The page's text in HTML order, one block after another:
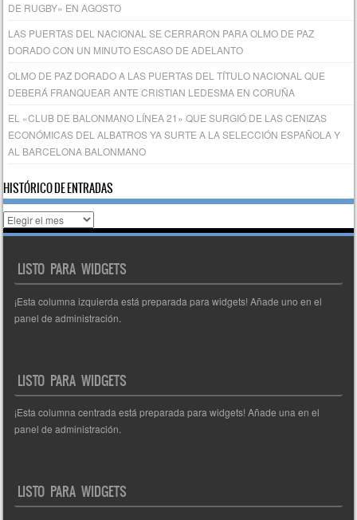
DE RUGBY» EN AGOSTO
LAS PUERTAS DEL NACIONAL SE CERRARON PARA OLMO DE PAZ
DORADO CON UN MINUTO ESCASO DE ADELANTO
OLMO DE PAZ DORADO A LAS PUERTAS DEL TÍTULO NACIONAL QUE
DEBERÁ FRANQUEAR ANTE CRISTIAN LEDESMA EN CORUÑA
EL «CLUB DE BALONMANO LÍNEA 21» QUE SURGIÓ DE LAS CENIZAS
ECONÓMICAS DEL ALBATROS YA SURTE A LA SELECCIÓN ESPAÑOLA Y
AL BARCELONA BALONMANO
HISTÓRICO DE ENTRADAS
Histórico
de
LISTO PARA WIDGETS
¡Esta columna izquierda está preparada para widgets! Añade uno en el
panel de administración.
LISTO PARA WIDGETS
¡Esta columna centrada está preparada para widgets! Añade una en el
panel de administración.
LISTO PARA WIDGETS